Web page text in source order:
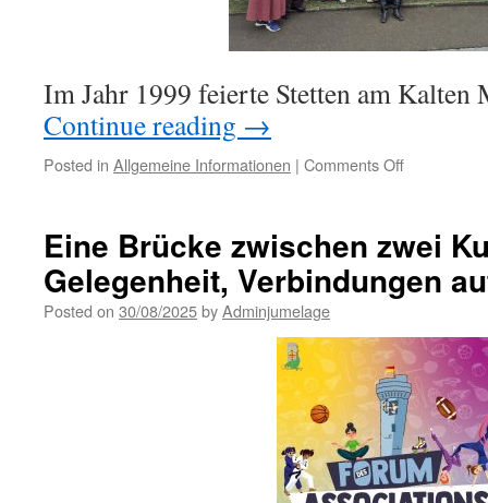
Im Jahr 1999 feierte Stetten am
Continue reading →
Posted in Allgemeine Informationen | Comments Offon
Eine Brücke zwischen zwei
Gelegenheit, Verbindungen
Posted on 30/08/2025byAdminjumelage